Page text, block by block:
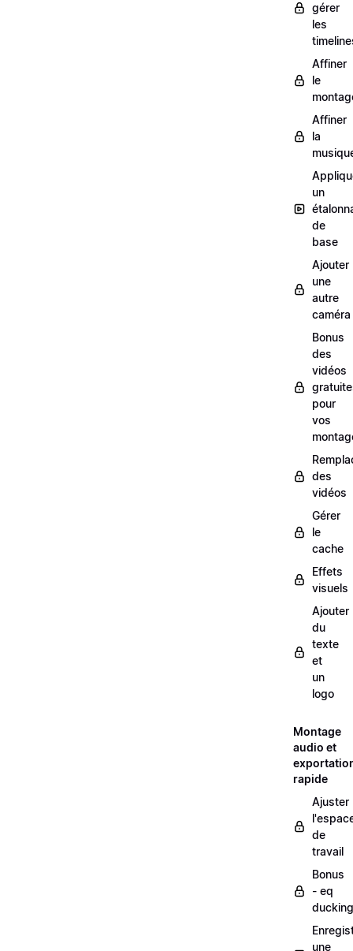
gérer
les
Affiner
le
Affiner
la
un
de
base
Ajouter
une
autre
caméra
Bonus
des
vidéos
pour
vos
des
vidéos
Gérer
le
cache
Effets
visuels
Ajouter
du
texte
et
un
logo
Montage
audio et
rapide
Ajuster
de
travail
Bonus
- eq
ducking
une